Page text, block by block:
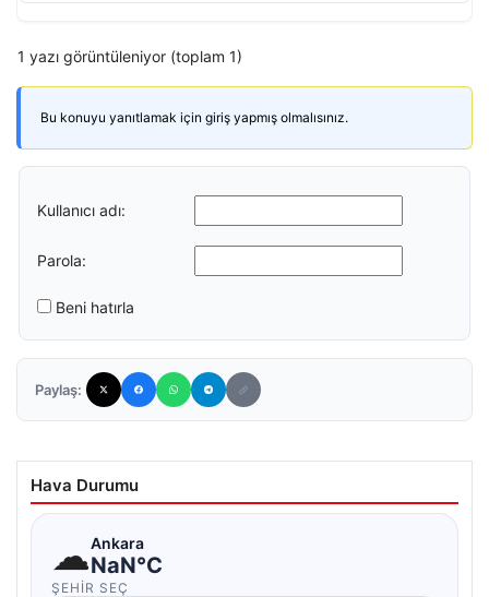
1 yazı görüntüleniyor (toplam 1)
Bu konuyu yanıtlamak için giriş yapmış olmalısınız.
Kullanıcı adı:
Parola:
Beni hatırla
Paylaş:
Hava Durumu
☁Ankara
NaN°C
ŞEHIR SEÇ